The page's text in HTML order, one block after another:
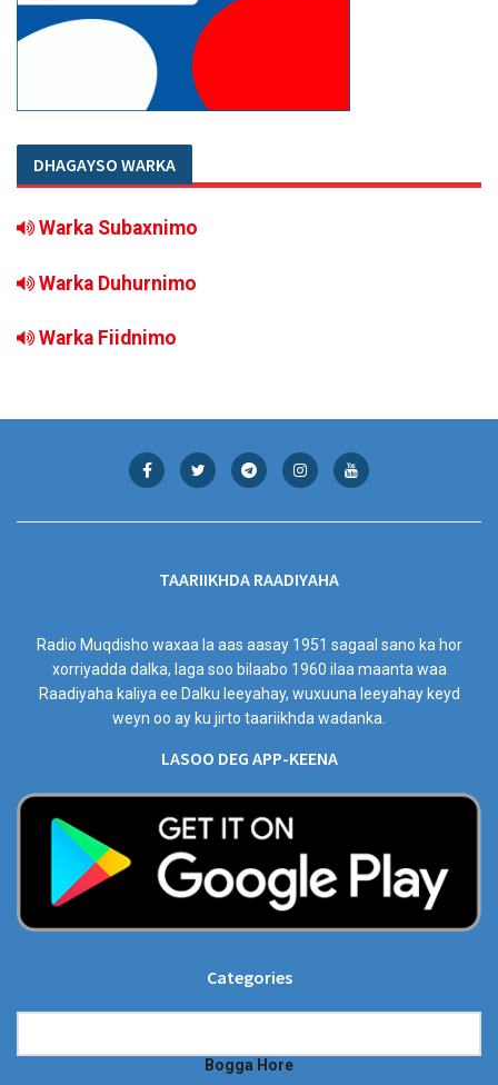
DHAGAYSO WARKA
Warka Subaxnimo
Warka Duhurnimo
Warka Fiidnimo
TAARIIKHDA RAADIYAHA
Radio Muqdisho waxaa la aas aasay 1951 sagaal sano ka hor
xorriyadda dalka, laga soo bilaabo 1960 ilaa maanta waa
Raadiyaha kaliya ee Dalku leeyahay, wuxuuna leeyahay keyd
weyn oo ay ku jirto taariikhda wadanka.
LASOO DEG APP-KEENA
Categories
Bogga Hore